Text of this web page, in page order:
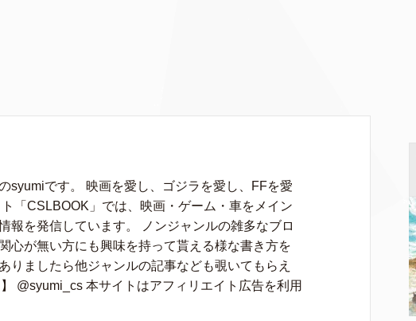
syumiです。 映画を愛し、ゴジラを愛し、FFを愛
「CSLBOOK」では、映画・ゲーム・車をメイン
報を発信しています。 ノンジャンルの雑多なブロ
心が無い方にも興味を持って貰える様な書き方を
りましたら他ジャンルの記事なども覗いてもらえ
@syumi_cs 本サイトはアフィリエイト広告を利用